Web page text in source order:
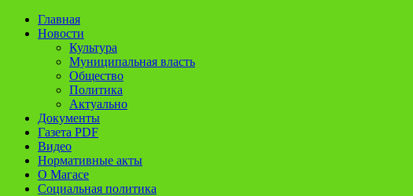
Главная
Новости
Культура
Муниципальная власть
Общество
Политика
Актуально
Документы
Газета PDF
Видео
Нормативные акты
О Магасе
Социальная политика